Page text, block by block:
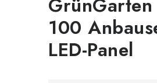
100
LED-Panel